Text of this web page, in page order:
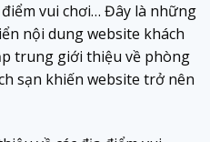
vui chơi… Đây là những
nội dung website khách
trung giới thiệu về phòng
sạn khiến website trở nên